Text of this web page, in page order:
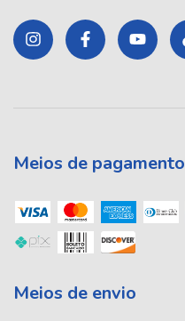
Meios de pagamento
Meios de envio